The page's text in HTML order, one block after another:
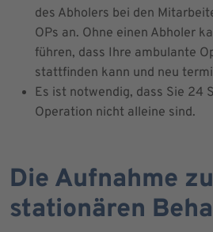
des Abholers bei den
OPs an. Ohne einen Abholer
führen, dass Ihre ambulante
stattfinden kann und neu
Es ist notwendig, dass Sie 24
Operation nicht alleine sind.
Die Aufnahme
stationären